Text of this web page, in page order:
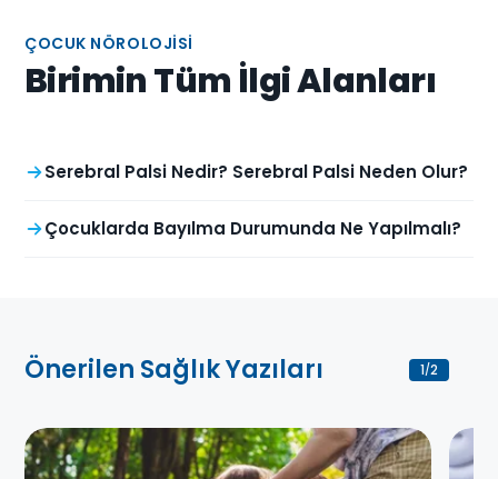
ÇOCUK NÖROLOJISI
Birimin Tüm İlgi Alanları
Serebral Palsi Nedir? Serebral Palsi Neden Olur?
Çocuklarda Bayılma Durumunda Ne Yapılmalı?
Önerilen Sağlık Yazıları 1/2